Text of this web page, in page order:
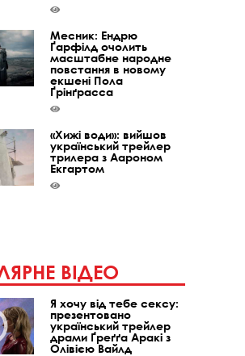
Месник: Ендрю
Ґарфілд очолить
масштабне народне
повстання в новому
екшені Пола
Ґрінґрасса
«Хижі води»: вийшов
український трейлер
трилера з Аароном
Екгартом
ВІДЕО
Я хочу від тебе сексу:
презентовано
український трейлер
драми Ґреґґа Аракі з
Олівією Вайлд